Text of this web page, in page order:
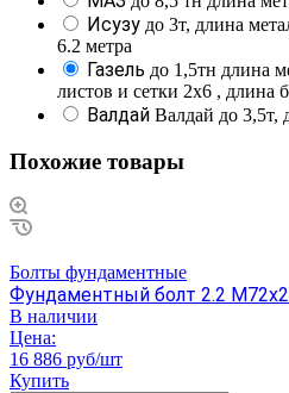
Исузу до 3т, длина
6.2 метра
Газель до 1,5тн длина
листов и сетки 2х6 , длина
Валдай Валдай до 3,5т,
Похожие товары
Болты фундаментные
Фундаментный болт 2.2
В наличии
Цена:
16 886 руб/шт
Купить